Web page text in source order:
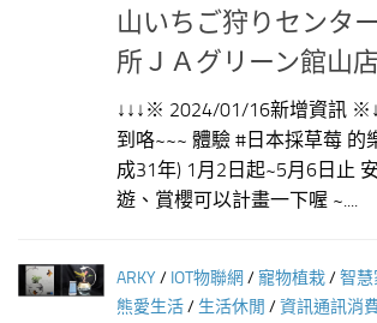
山いちご狩りセンタ
所ＪＡグリーン館山
↓↓↓※ 2024/01/16新增資訊
到咯~~~ 體驗 #日本採草莓 的
成31年) 1月2日起~5月6日止
遊、賞櫻可以計畫一下喔 ~....
ARKY/ IOT物聯網 /寵物植栽/智
熊愛生活/ 生活休閒 /資訊通訊消